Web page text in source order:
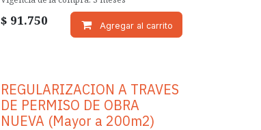
$ 91.750 Agregar al carrito
REGULARIZACION A TRAVES
DE PERMISO DE OBRA
NUEVA (Mayor a 200m2)